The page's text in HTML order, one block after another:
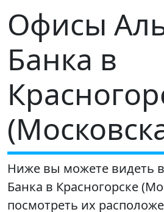
Офисы
Банка в
Ниже вы можете видеть
Банка в Красногорске
посмотреть их